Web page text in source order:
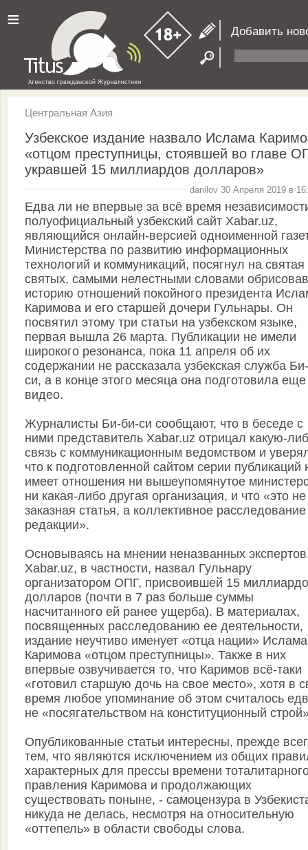
≡ Добавить
Центральная Азия
Узбекское издание назвало Ислама
«отцом преступницы, стоявшей во главе
укравшей 15 миллиардов долларов»
danilov 30 Апреля 2019 в
Едва ли не впервые за всё время
полуофициальный узбекский сайт Xabar.uz,
являющийся онлайн-версией одноименной
Министерства по развитию информационных
технологий и коммуникаций, посягнул на святая
святых, самыми нелестными словами обрисовав
историю отношений покойного президента
Каримова и его старшей дочери Гульнары. Он
посвятил этому три статьи на узбекском языке,
первая вышла 26 марта. Публикации не имели
широкого резонанса, пока 11 апреля об их
содержании не рассказала узбекская служба
си, а в конце этого месяца она подготовила
видео.
Журналисты Би-би-си сообщают, что в беседе с
ними представитель Xabar.uz отрицал какую-
связь с коммуникационным ведомством и
что к подготовленной сайтом серии публикаций
имеет отношения ни вышеупомянутое
ни какая-либо другая организация, и что «это не
заказная статья, а коллективное расследование
редакции».
Основываясь на мнении неназванных
Xabar.uz, в частности, назвал Гульнару
организатором ОПГ, присвоившей 15
долларов (почти в 7 раз больше суммы
насчитанного ей ранее ущерба). В материалах,
посвященных расследованию ее деятельности,
издание неучтиво именует «отца нации» Ислама
Каримова «отцом преступницы». Также в них
впервые озвучивается то, что Каримов всё-таки
«готовил старшую дочь на свое место», хотя в
время любое упоминание об этом считалось
не «посягательством на конституционный
Опубликованные статьи интересны, прежде
тем, что являются исключением из общих
характерных для прессы времени
правления Каримова и продолжающих
существовать поныне, - самоцензура в
никуда не делась, несмотря на относительную
«оттепель» в области свободы слова.